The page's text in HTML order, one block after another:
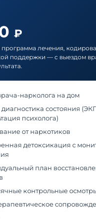
₽
лечения,
поддержки — с выездом
нарколога на дом
состояния
психолога)
от наркотиков
детоксикация с
план
контрольные осмотры